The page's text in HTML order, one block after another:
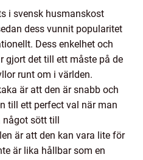
i svensk husmanskost
dess vunnit popularitet
Dess enkelhet och
gjort det till ett måste på de
runt om i världen.
är att den är snabb och
till ett perfect val när man
något sött till
är att den kan vara lite för
är lika hållbar som en